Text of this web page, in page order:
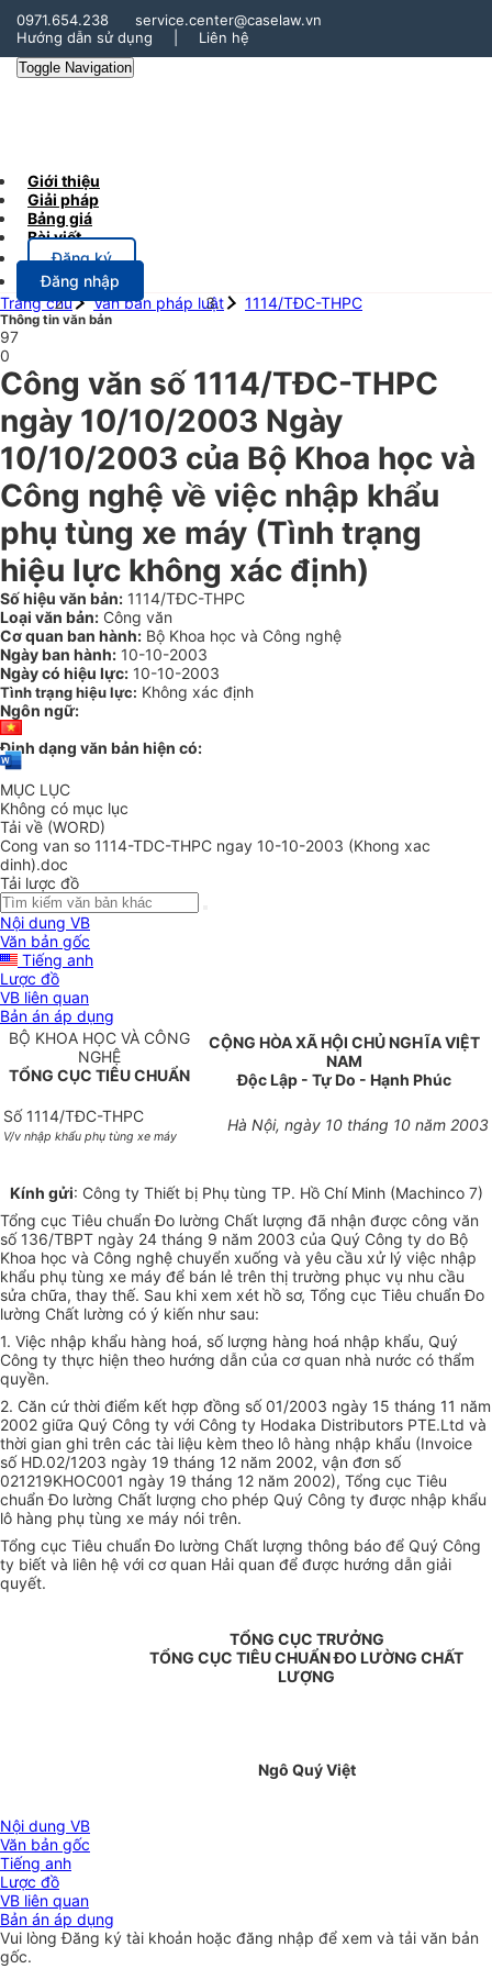
0971.654.238
service.center@caselaw.vn
Hướng dẫn sử dụng
Liên hệ
Toggle Navigation
Giới thiệu
Giải pháp
Bảng giá
Bài viết
Đăng ký
Đăng nhập
Trang chủ
Văn bản pháp luật 1114/TĐC-THPC
Thông tin văn bản
97
0
Công văn số 1114/TĐC-THPC
ngày 10/10/2003 Ngày
10/10/2003 của Bộ Khoa học và
Công nghệ về việc nhập khẩu
phụ tùng xe máy (Tình trạng
hiệu lực không xác định)
Số hiệu văn bản: 1114/TĐC-THPC
Loại văn bản: Công văn
Cơ quan ban hành: Bộ Khoa học và Công nghệ
Ngày ban hành: 10-10-2003
Ngày có hiệu lực: 10-10-2003
Tình trạng hiệu lực: Không xác định
Ngôn ngữ:
Định dạng văn bản hiện có:
MỤC LỤC
Không có mục lục
Tải về (WORD)
Cong van so 1114-TDC-THPC ngay 10-10-2003 (Khong xac
dinh).doc
Tải lược đồ
Nội dung VB
Văn bản gốc
Tiếng anh
Lược đồ
VB liên quan
Bản án áp dụng
BỘ KHOA HỌC VÀ CÔNG
NGHỆ
TỔNG CỤC TIÊU CHUẨN
CỘNG HÒA XÃ HỘI CHỦ NGHĨA VIỆT
NAM
Độc Lập - Tự Do - Hạnh Phúc
Số 1114/TĐC-THPC
V/v nhập khẩu phụ tùng xe máy
Hà Nội, ngày 10 tháng 10 năm 2003
Kính gửi: Công ty Thiết bị Phụ tùng TP. Hồ Chí Minh (Machinco 7)
Tổng cục Tiêu chuẩn Đo lường Chất lượng đã nhận được công văn
số 136/TBPT ngày 24 tháng 9 năm 2003 của Quý Công ty do Bộ
Khoa học và Công nghệ chuyển xuống và yêu cầu xử lý việc nhập
khẩu phụ tùng xe máy để bán lẻ trên thị trường phục vụ nhu cầu
sửa chữa, thay thế. Sau khi xem xét hồ sơ, Tổng cục Tiêu chuẩn Đo
lường Chất lường có ý kiến như sau:
1. Việc nhập khẩu hàng hoá, số lượng hàng hoá nhập khẩu, Quý
Công ty thực hiện theo hướng dẫn của cơ quan nhà nước có thẩm
quyền.
2. Căn cứ thời điểm kết hợp đồng số 01/2003 ngày 15 tháng 11 năm
2002 giữa Quý Công ty với Công ty Hodaka Distributors PTE.Ltd và
thời gian ghi trên các tài liệu kèm theo lô hàng nhập khẩu (Invoice
số HD.02/1203 ngày 19 tháng 12 năm 2002, vận đơn số
021219KHOC001 ngày 19 tháng 12 năm 2002), Tổng cục Tiêu
chuẩn Đo lường Chất lượng cho phép Quý Công ty được nhập khẩu
lô hàng phụ tùng xe máy nói trên.
Tổng cục Tiêu chuẩn Đo lường Chất lượng thông báo để Quý Công
ty biết và liên hệ với cơ quan Hải quan để được hướng dẫn giải
quyết.
TỔNG CỤC TRƯỞNG
TỔNG CỤC TIÊU CHUẨN ĐO LƯỜNG CHẤT
LƯỢNG
Ngô Quý Việt
Nội dung VB
Văn bản gốc
Tiếng anh
Lược đồ
VB liên quan
Bản án áp dụng
Vui lòngĐăng ký tài khoản hoặc đăng nhập để xem và tải văn bản
gốc.